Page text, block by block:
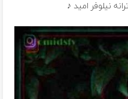
نیلوفر امید ♪